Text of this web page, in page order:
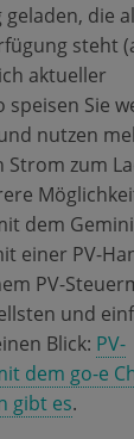
die
steht
aktueller
speisen Sie
nutzen
zum
dem
einer PV-
PV-
und
Blick: PV-
dem go-e
gibt es.